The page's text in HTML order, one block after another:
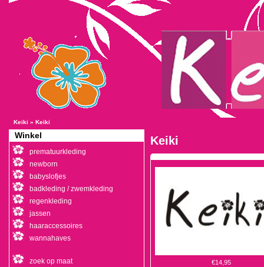
Keiki » Keiki
Keiki
€14,95
Winkel
prematuurkleding
newborn
babyslofjes
badkleding / zwemkleding
regenkleding
jassen
haaraccessoires
wannahaves
zoek op maat